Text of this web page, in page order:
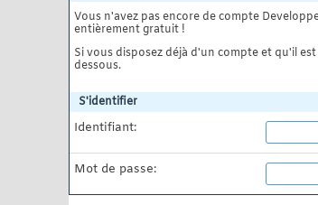
Vous n'avez pas encore de compte
entièrement gratuit !
Si vous disposez déjà d'un compte et qu'il
dessous.
S'identifier
Identifiant:
Mot de passe: